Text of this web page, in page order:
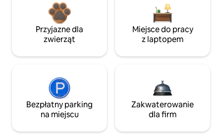
Przyjazne dla
zwierząt
Miejsce do pracy
z laptopem
Bezpłatny parking
na miejscu
Zakwaterowanie
dla firm